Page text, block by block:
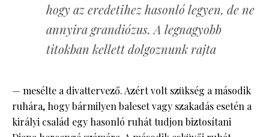
hogy az eredetihez hasonló legyen, de ne
annyira grandiózus. A legnagyobb
titokban kellett dolgoznunk rajta
— mesélte a divattervező. Azért volt szükség a második
ruhára, hogy bármilyen baleset vagy szakadás esetén a
királyi család egy hasonló ruhát tudjon biztosítani